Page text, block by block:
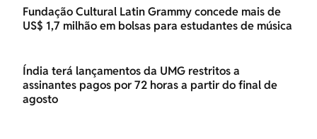
Fundação Cultural Latin Grammy concede mais de
US$ 1,7 milhão em bolsas para estudantes de música
Índia terá lançamentos da UMG restritos a
assinantes pagos por 72 horas a partir do final de
agosto